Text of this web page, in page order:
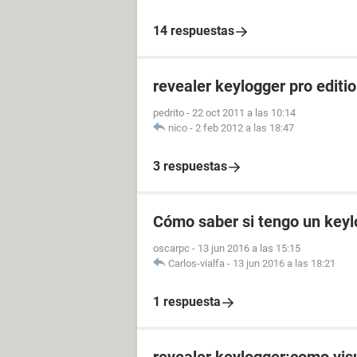
14 respuestas
revealer keylogger pro
pedrito - 22 oct 2011 a las 10:14
nico - 2 feb 2012 a las 18:47
3 respuestas
Cómo saber si tengo un
oscarpc - 13 jun 2016 a las 15:15
Carlos-vialfa - 13 jun 2016 a las 18:21
1 respuesta